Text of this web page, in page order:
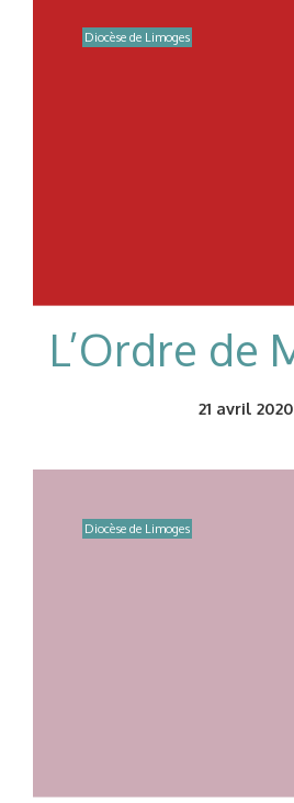
Diocèse de Limoges
L’Ordre de
21 avril 2020
Diocèse de Limoges